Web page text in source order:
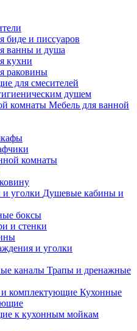
биде и писсуаров
ванны и душа
кухни
раковины
для смесителей
душем
Мебель для ванной
комнаты
Душевые кабины и
боксы
и стенки
и уголки
Трапы и дренажные
Кухонные
к кухонным мойкам